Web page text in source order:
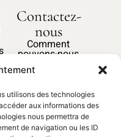
utilisons des technologies
aux informations des
nous permettra de
de navigation ou les ID
Contactez-
nous
Comment
pouvons-nous
vous aider ?
Nous
contacter